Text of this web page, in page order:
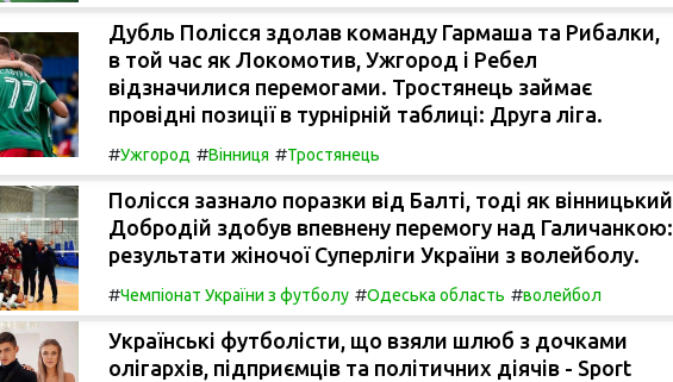
Дубль Полісся здолав команду Гармаша та Рибалки,
в той час як Локомотив, Ужгород і Ребел
відзначилися перемогами. Тростянець займає
провідні позиції в турнірній таблиці: Друга ліга.
#Ужгород #Вінниця #Тростянець
Полісся зазнало поразки від Балті, тоді як вінницький
Добродій здобув впевнену перемогу над Галичанкою:
результати жіночої Суперліги України з волейболу.
#Чемпіонат України з футболу #Одеська область #волейбол
Українські футболісти, що взяли шлюб з дочками
олігархів, підприємців та політичних діячів - Sport